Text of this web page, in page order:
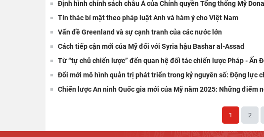
Định hình chính sách châu Á của Chính quyền Tổng thống Mỹ
Tín thác bí mật theo pháp luật Anh và hàm ý cho Việt Nam
Vấn đề Greenland và sự cạnh tranh của các nước lớn
Cách tiếp cận mới của Mỹ đối với Syria hậu Bashar al-Assad
Từ “tự chủ chiến lược” đến quan hệ đối tác chiến lược Pháp - Ấn
Đổi mới mô hình quản trị phát triển trong kỷ nguyên số: Động lực
Chiến lược An ninh Quốc gia mới của Mỹ năm 2025: Những điểm
1 2